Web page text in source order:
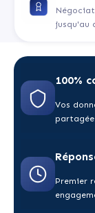
jusqu'au
100%
Vos
Premier